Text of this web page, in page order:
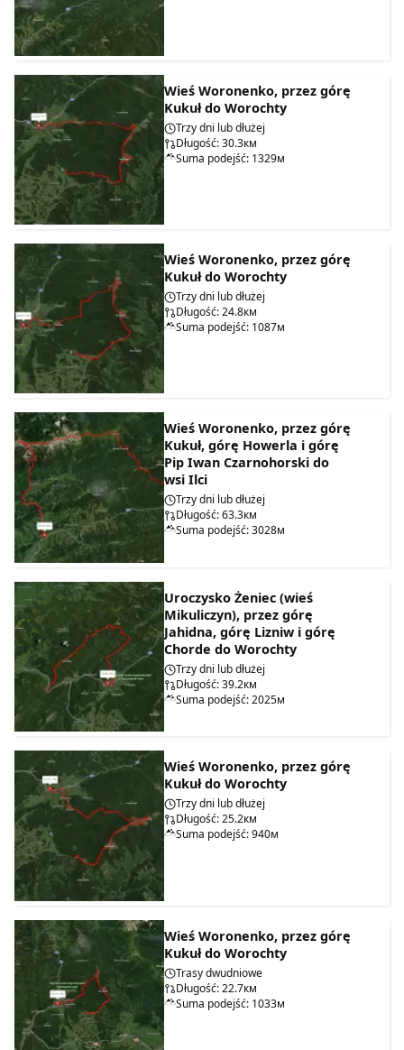
Wieś Woronenko, przez górę
Kukuł do Worochty
Trzy dni lub dłużej
Długość: 30.3км
Suma podejść: 1329м
Wieś Woronenko, przez górę
Kukuł do Worochty
Trzy dni lub dłużej
Długość: 24.8км
Suma podejść: 1087м
Wieś Woronenko, przez górę
Kukuł, górę Howerla i górę
Pip Iwan Czarnohorski do
wsi Ilci
Trzy dni lub dłużej
Długość: 63.3км
Suma podejść: 3028м
Uroczysko Żeniec (wieś
Mikuliczyn), przez górę
Jahidna, górę Lizniw i górę
Chorde do Worochty
Trzy dni lub dłużej
Długość: 39.2км
Suma podejść: 2025м
Wieś Woronenko, przez górę
Kukuł do Worochty
Trzy dni lub dłużej
Długość: 25.2км
Suma podejść: 940м
Wieś Woronenko, przez górę
Kukuł do Worochty
Trasy dwudniowe
Długość: 22.7км
Suma podejść: 1033м